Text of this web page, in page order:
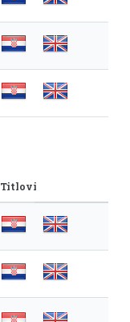
Titlovi